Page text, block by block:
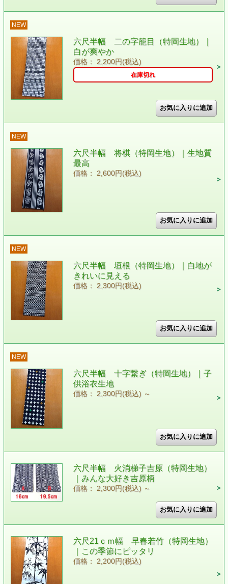
NEW
六尺半幅 二の字籠目（特岡生地）｜
白が爽やか
価格： 2,200円(税込)
在庫切れ
NEW
六尺半幅 将棋（特岡生地）｜生地質
最高
価格： 2,600円(税込)
NEW
六尺半幅 垣根（特岡生地）｜白地が
きれいに見える
価格： 2,300円(税込)
NEW
六尺半幅 十字繋ぎ（特岡生地）｜子
供浴衣生地
価格： 2,300円(税込) ～
六尺半幅 火消梯子吉原（特岡生地）
｜みんな大好き吉原柄
価格： 2,300円(税込) ～
六尺21ｃｍ幅 早春若竹（特岡生地）
｜この季節にピッタリ
価格： 2,200円(税込)